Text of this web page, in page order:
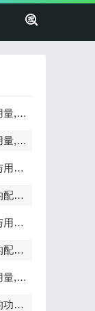
,养血
,养血
激素
,散寒
激素
,散寒
,养血
肿瘤